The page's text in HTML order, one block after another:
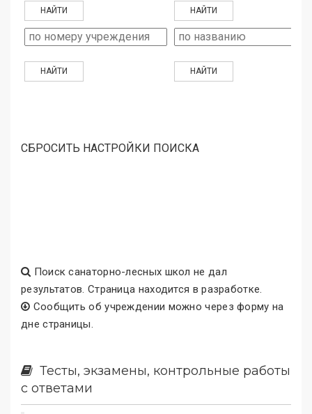
СБРОСИТЬ НАСТРОЙКИ ПОИСКА
Поиск санаторно-лесных школ не дал
результатов. Страница находится в разработке.
Сообщить об учреждении можно через форму на
дне страницы.
Тесты, экзамены, контрольные работы
с ответами